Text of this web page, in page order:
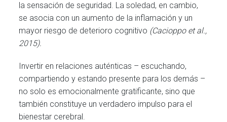
la sensación de seguridad. La soledad, en cambio,
se asocia con un aumento de la inflamación y un
mayor riesgo de deterioro cognitivo (Cacioppo et al.,
2015).
Invertir en relaciones auténticas – escuchando,
compartiendo y estando presente para los demás –
no solo es emocionalmente gratificante, sino que
también constituye un verdadero impulso para el
bienestar cerebral.